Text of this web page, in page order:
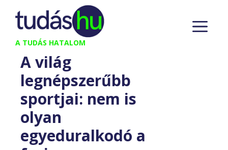
Kilépés
tartalomba
A TUDÁS HATALOM
A világ
legnépszerűbb
sportjai: nem is
olyan
egyeduralkodó a